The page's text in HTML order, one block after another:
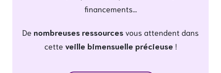
financements…
De nombreuses ressources vous attendent dans
cette veille bimensuelle précieuse !